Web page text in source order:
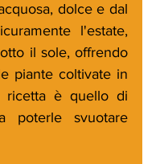
dolce e dal
l'estate,
il sole, offrendo
piante coltivate in
ricetta è quello di
poterle svuotare